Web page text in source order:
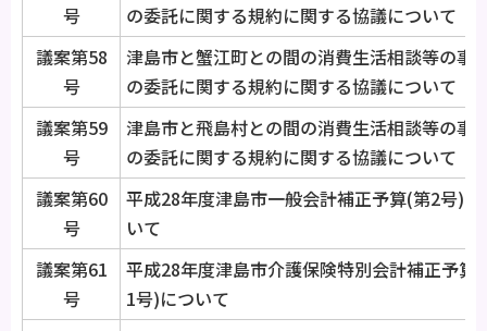
号
の委託に関する規約に関する協議について
議案第58
号
津島市と蟹江町との間の消費生活相談等の事
の委託に関する規約に関する協議について
議案第59
号
津島市と飛島村との間の消費生活相談等の事
の委託に関する規約に関する協議について
議案第60
号
平成28年度津島市一般会計補正予算(第2号)に
いて
議案第61
号
平成28年度津島市介護保険特別会計補正予算
1号)について